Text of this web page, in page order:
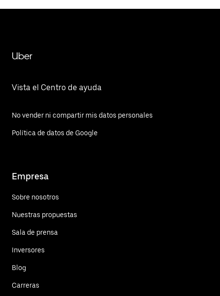
Uber
Vista el Centro de ayuda
No vender ni compartir mis datos personales
Política de datos de Google
Empresa
Sobre nosotros
Nuestras propuestas
Sala de prensa
Inversores
Blog
Carreras